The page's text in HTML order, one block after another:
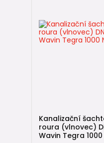
Kanalizační
roura (vlnovec)
Wavin Tegra 1000